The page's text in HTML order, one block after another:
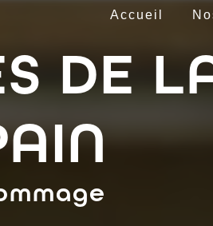
Accueil
DE